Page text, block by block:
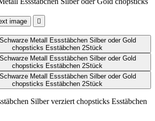
image 
Silber verziert chopsticks Esstäbchen